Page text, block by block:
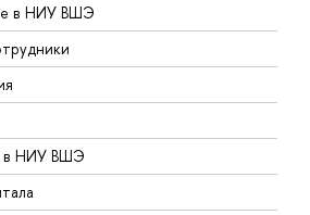
в НИУ ВШЭ
в НИУ ВШЭ